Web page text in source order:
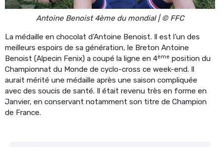
Antoine Benoist 4ème du mondial | © FFC
La médaille en chocolat d’Antoine Benoist. Il est l’un des
meilleurs espoirs de sa génération, le Breton Antoine
Benoist (Alpecin Fenix) a coupé la ligne en 4ème position du
Championnat du Monde de cyclo-cross ce week-end. Il
aurait mérité une médaille après une saison compliquée
avec des soucis de santé. Il était revenu très en forme en
Janvier, en conservant notamment son titre de Champion
de France.